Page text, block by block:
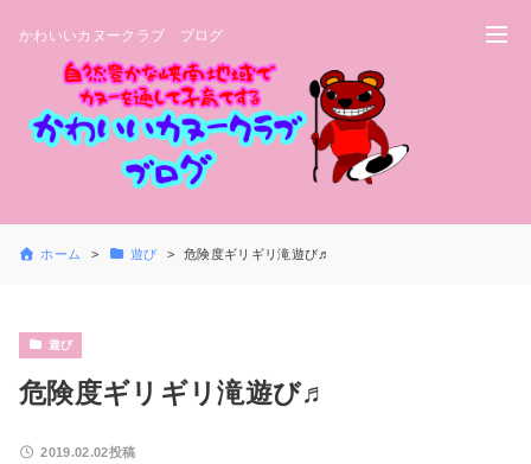
かわいいカヌークラブ ブログ
ホーム 遊び 危険度ギリギリ滝遊び♬
遊び
危険度ギリギリ滝遊び♬
2019.02.02投稿